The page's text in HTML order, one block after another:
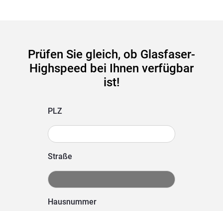
Prüfen Sie gleich, ob Glasfaser-
Highspeed bei Ihnen verfügbar
ist!
PLZ
Straße
Hausnummer